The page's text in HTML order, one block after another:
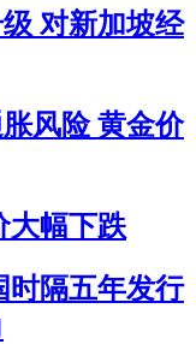
对新加坡经
风险 黄金价
大幅下跌
时隔五年发行